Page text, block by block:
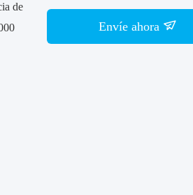
de
Envíe ahora